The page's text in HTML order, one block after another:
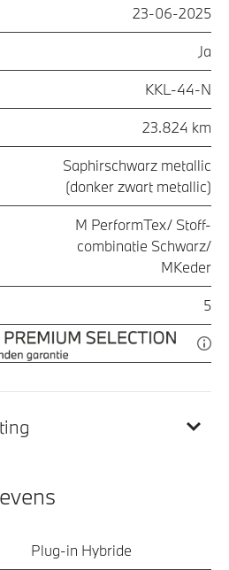
23-06-2025
Ja
KKL-44-N
23.824 km
Saphirschwarz metallic
(donker zwart metallic)
M PerformTex/ Stoff-
combinatie Schwarz/
MKeder
5
Plug-in Hybride